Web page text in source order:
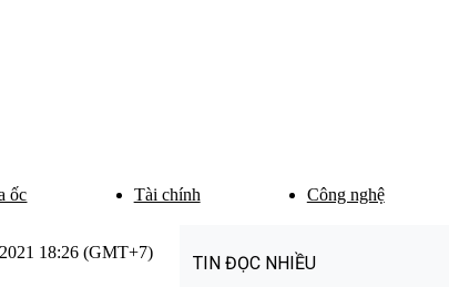
ốc Tài chính Công nghệ
18:26 (GMT+7)
TIN ĐỌC NHIỀU